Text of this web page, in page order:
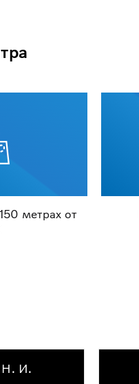
метрах от
Н. И.